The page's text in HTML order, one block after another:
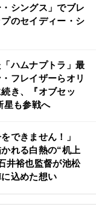
・シングス」でブレ
のセイディー・シ
ハムナプトラ」最
フレイザーらオリ
き、『オブセッ
星も参戦へ
できません！」
かれる白熱の“机上
井裕也監督が池松
込めた想い